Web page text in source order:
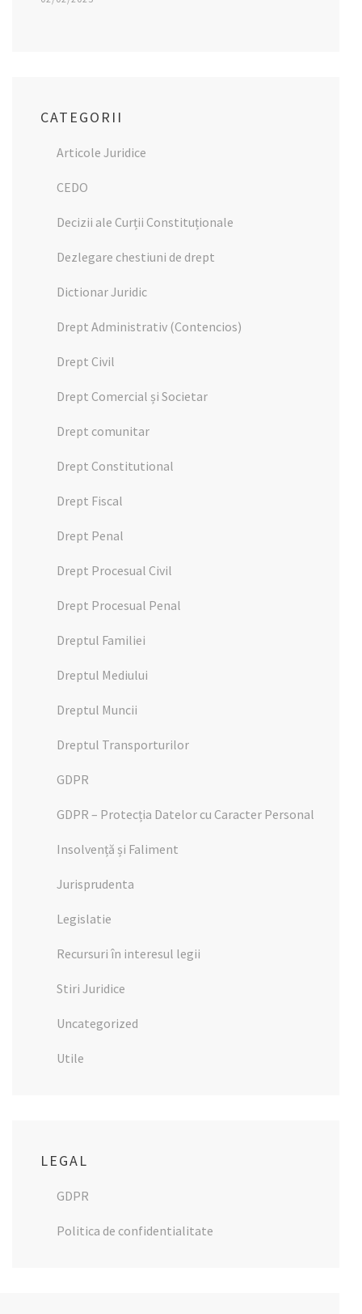
CATEGORII
Articole Juridice
CEDO
Decizii ale Curții Constituționale
Dezlegare chestiuni de drept
Dictionar Juridic
Drept Administrativ (Contencios)
Drept Civil
Drept Comercial și Societar
Drept comunitar
Drept Constitutional
Drept Fiscal
Drept Penal
Drept Procesual Civil
Drept Procesual Penal
Dreptul Familiei
Dreptul Mediului
Dreptul Muncii
Dreptul Transporturilor
GDPR
GDPR – Protecția Datelor cu Caracter Personal
Insolvență și Faliment
Jurisprudenta
Legislatie
Recursuri în interesul legii
Stiri Juridice
Uncategorized
Utile
LEGAL
GDPR
Politica de confidentialitate